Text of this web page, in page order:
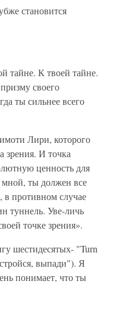
становится
тайне. К твоей тайне.
своего
ты сильнее всего
Лири, которого
зрения. И точка
ценность для
мной, ты должен все
в противном случае
туннель. Уве-личь
точке зрения».
шестидесятых- "Turn
выпади"). Я
понимает, что ты